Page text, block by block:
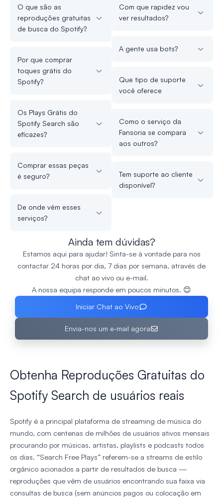
O que são as
reproduções gratuitas
de busca do Spotify?
Por que comprar
toques grátis do
Spotify?
Os Plays Grátis do
Spotify Search são
eficazes?
Comprar essas peças
é seguro?
De onde vêm esses
serviços?
Com que rapidez vou
ver resultados?
A gente usa bots?
Que tipo de suporte
você oferece
Como o serviço da
Fansoria se compara
aos outros?
Tem suporte ao cliente
disponível?
Ainda tem dúvidas?
Estamos aqui para ajudar! Sinta-se à vontade para nos
contactar 24 horas por dia, 7 dias por semana, através de
chat ao vivo ou e-mail.
A nossa equipa responde em poucos minutos. 😊
Iniciar Chat ao Vivo
Envia-nos um e‑mail agora
Obtenha Reproduções Gratuitas do
Spotify Search de usuários reais
Spotify é a principal plataforma de streaming de música do
mundo, com centenas de milhões de usuários ativos mensais
procurando por músicas, artistas, playlists e podcasts todos
os dias. “Search Free Plays” referem-se a streams de estilo
orgânico acionados a partir de resultados de busca —
reproduções que vêm de usuários encontrando sua faixa via
consultas de busca (sem anúncios pagos ou colocação em